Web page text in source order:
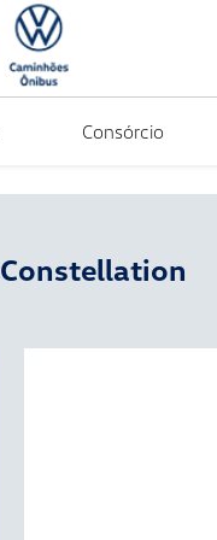
Consórcio
Constellation